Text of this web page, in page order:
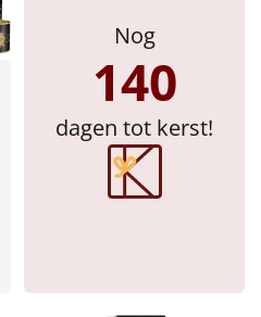
Nog
140
dagen tot kerst!